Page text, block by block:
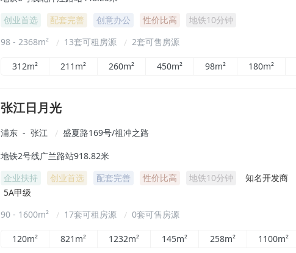
创业首选
配套完善 创意办公 性价比高
地铁10分钟
98 - 2368m²
/ 13套可租房源 / 2套可售房源
312m² 211m² 260m² 450m² 98m² 180m²
张江日月光
浦东 - 张江 / 盛夏路169号/祖冲之路
地铁2号线广兰路站918.82米
企业扶持
创业首选 配套完善 性价比高 地铁10分钟 知名开发商
5A甲级
90 - 1600m²
/ 17套可租房源 / 0套可售房源
120m² 821m² 1232m² 145m² 258m² 1100m²